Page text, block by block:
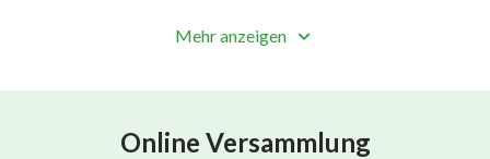
Mehr anzeigen
Online Versammlung